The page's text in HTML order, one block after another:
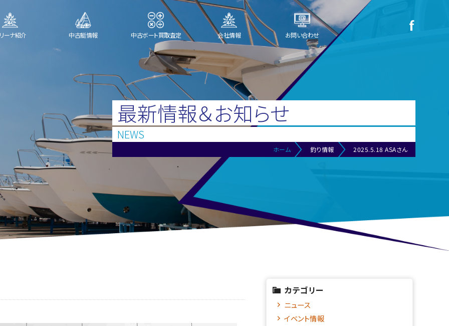
ーナ紹介 中古艇情報 中古ボート買取査定 会社情報 お問い合わせ
最新情報＆お知らせ
NEWS
ホーム 釣り情報 2025.5.18 ASAさん
カテゴリー
ニュース
イベント情報